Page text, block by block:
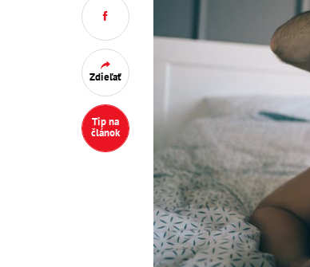
Zdieľať
Tip na
článok